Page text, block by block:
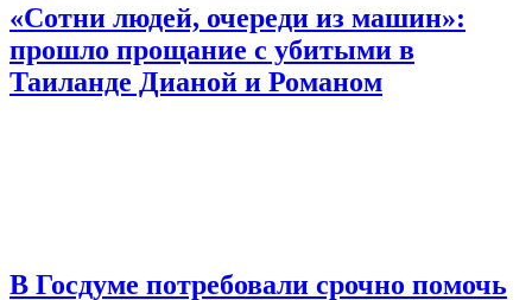
«Сотни людей, очереди из машин»:
прошло прощание с убитыми в
Таиланде Дианой и Романом
В Госдуме потребовали срочно помочь